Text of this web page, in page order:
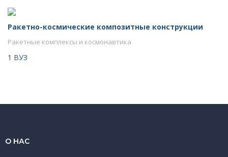
Ракетно-космические композитные конструкции
Ракетные комплексы и космонавтика
1 ВУЗ
О НАС